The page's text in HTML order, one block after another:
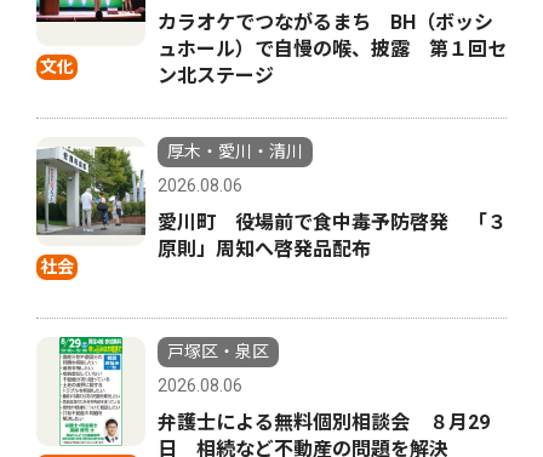
文化
カラオケでつながるまち BH（ボッシ
ュホール）で自慢の喉、披露 第１回セ
ン北ステージ
社会
厚木・愛川・清川
2026.08.06
愛川町 役場前で食中毒予防啓発 「３
原則」周知へ啓発品配布
戸塚区・泉区
2026.08.06
弁護士による無料個別相談会 ８月29
日 相続など不動産の問題を解決